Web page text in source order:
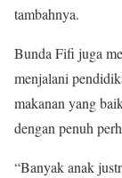
tambahnya.
Bunda Fifi juga
menjalani
makanan yang
dengan penuh
“Banyak anak